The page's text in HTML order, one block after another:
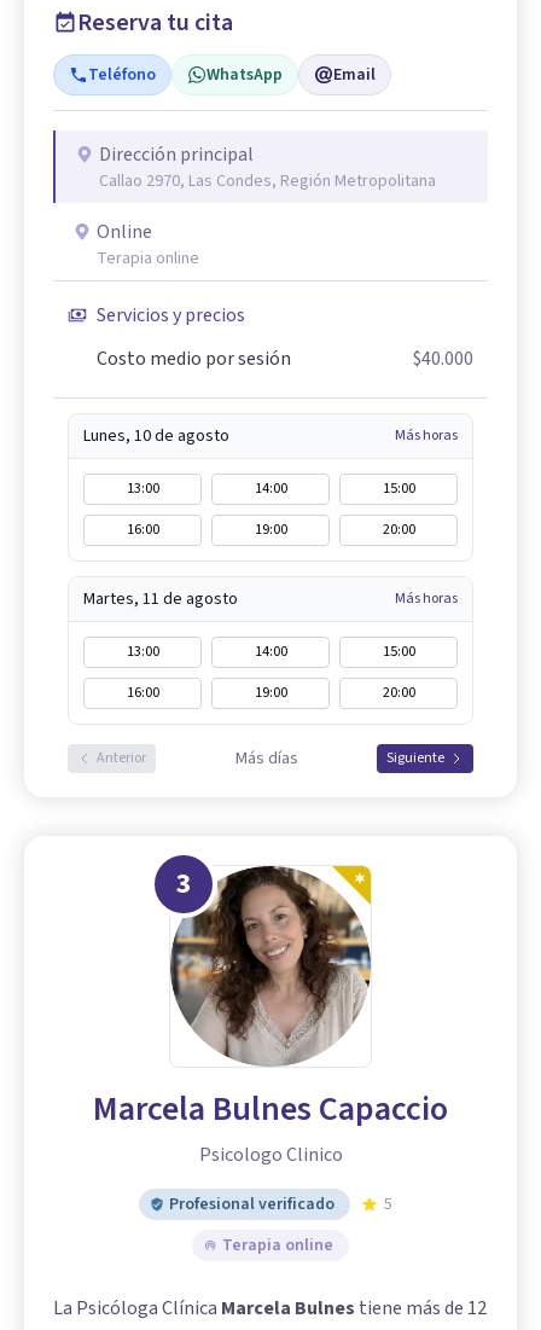
Reserva tu cita
Teléfono WhatsApp Email
Dirección principal
Callao 2970, Las Condes, Región Metropolitana
Online
Terapia online
Servicios y precios
Costo medio por sesión
$40.000
Lunes, 10 de agosto Más horas
13:00 14:00
15:00
16:00
19:00 20:00
Martes, 11 de agosto Más horas
13:00 14:00
15:00
16:00
19:00 20:00
Anterior Más días Siguiente
3
Marcela Bulnes Capaccio
Psicologo Clinico
Profesional verificado
5
Terapia online
La Psicóloga Clínica Marcela Bulnes tiene más de 12